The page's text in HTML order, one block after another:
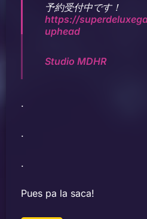
予約受付中です！
https://
uphead
Studio MDHR
.
.
.
Pues pa la saca!